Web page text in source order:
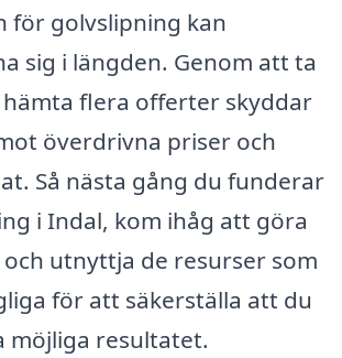
för golvslipning kan
sig i längden. Genom att ta
flera offerter skyddar
överdrivna priser och
Så nästa gång du funderar
i Indal, kom ihåg att göra
utnyttja de resurser som
för att säkerställa att du
möjliga resultatet.